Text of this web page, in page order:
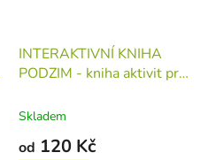
INTERAKTIVNÍ KNIHA
PODZIM - kniha aktivit pro
kniha
Skladem
od 120 Kč